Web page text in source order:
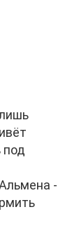
под
-